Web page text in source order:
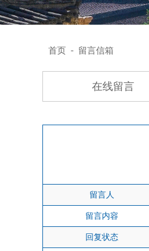
首页 - 留言信箱
在线留言
留言人
留言内容
回复状态